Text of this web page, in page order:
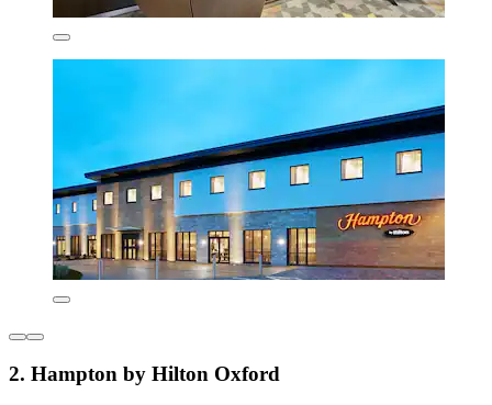
2. Hampton by Hilton Oxford